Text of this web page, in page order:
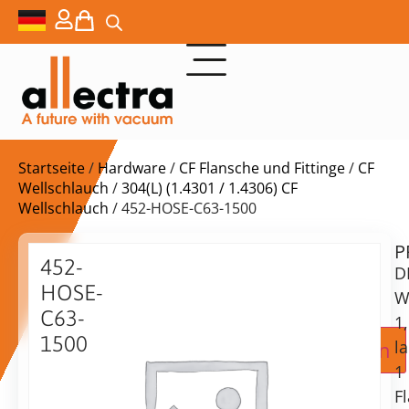
Startseite/ Hardware/ CF Flansche und Fittinge/ CF
Wellschlauch /304(L) (1.4301 / 1.4306) CF
Wellschlauch / 452-HOSE-C63-1500
452-
HOSE-
C63-
1500
auf
Anfrage
Zur Angebotsanfrage hinzufügen
1